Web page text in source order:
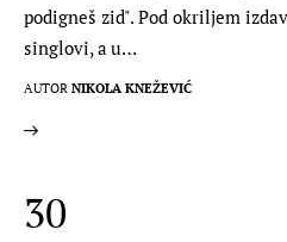
podigneš zid". Pod okriljem
singlovi, a u…
AUTOR NIKOLA KNEŽEVIĆ
30